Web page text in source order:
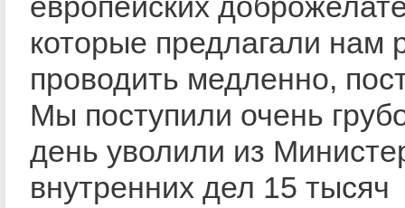
которые предлагали
проводить медленно,
Мы поступили очень
день уволили из
внутренних дел 15 тысяч